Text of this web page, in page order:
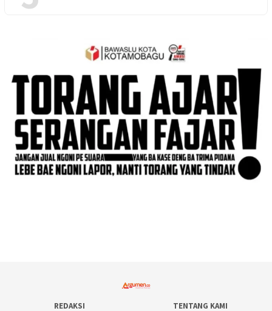
REDAKSI TENTANG KAMI